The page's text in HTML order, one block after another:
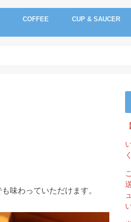
COFFEE CUP & SAUCER
味わっていただけます。